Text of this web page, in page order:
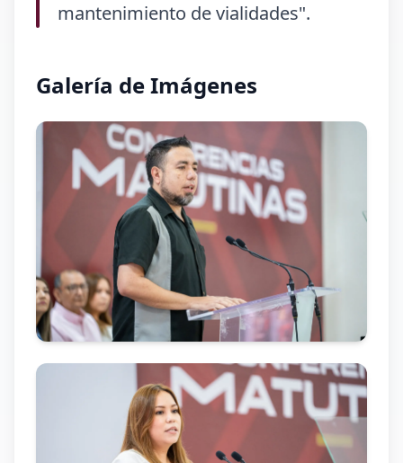
mantenimiento de vialidades".
Galería de Imágenes